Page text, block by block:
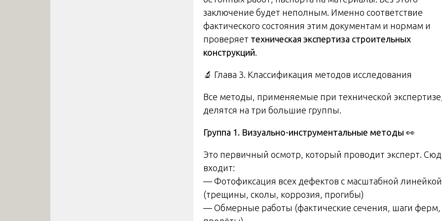
заключение будет неполным. Именно соответствие
фактического состояния этим документам и нормам и
проверяет техническая экспертиза строительных
конструкций
🔬 Глава 3. Классификация методов исследования
Все методы, применяемые при технической
делятся на три большие группы.
Группа 1. Визуально-инструментальные методы 👀
Это первичный осмотр, который проводит эксперт.
входит:
— Фотофиксация всех дефектов с масштабной линейкой
(трещины, сколы, коррозия, прогибы)
— Обмерные работы (фактические сечения, шаги ферм,